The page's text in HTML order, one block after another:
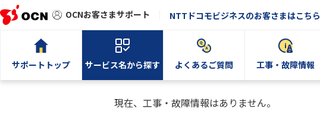
OCNお客さまサポート NTTドコモビジネスのお客さまはこちら
サポートトップ サービス名から探す よくあるご質問 工事・故障情報
現在、工事・故障情報はありません。